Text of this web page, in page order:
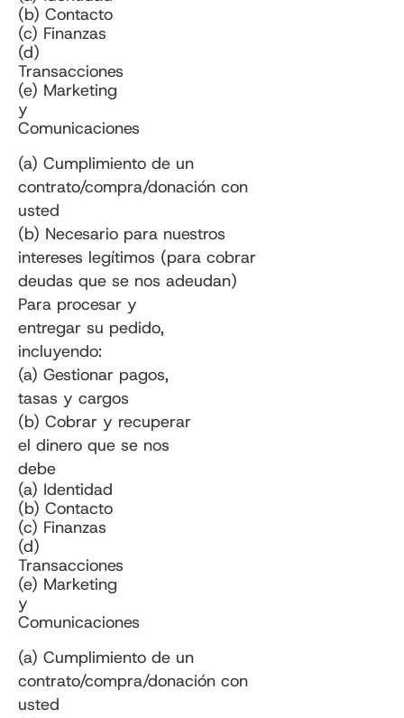
(b) Contacto
(c) Finanzas
(d)
Transacciones
(e) Marketing
y
Comunicaciones
(a) Cumplimiento de un
contrato/compra/donación con
usted
(b) Necesario para nuestros
intereses legítimos (para cobrar
deudas que se nos adeudan)
Para procesar y
entregar su pedido,
incluyendo:
(a) Gestionar pagos,
tasas y cargos
(b) Cobrar y recuperar
el dinero que se nos
debe
(a) Identidad
(b) Contacto
(c) Finanzas
(d)
Transacciones
(e) Marketing
y
Comunicaciones
(a) Cumplimiento de un
contrato/compra/donación con
usted